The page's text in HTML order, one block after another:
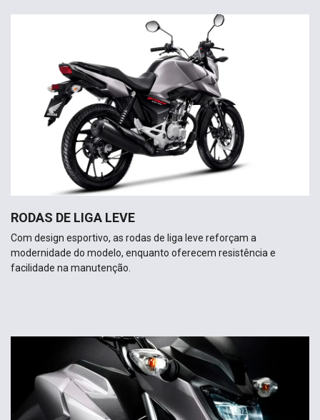
RODAS DE LIGA LEVE
Com design esportivo, as rodas de liga leve reforçam a
modernidade do modelo, enquanto oferecem resistência e
facilidade na manutenção.